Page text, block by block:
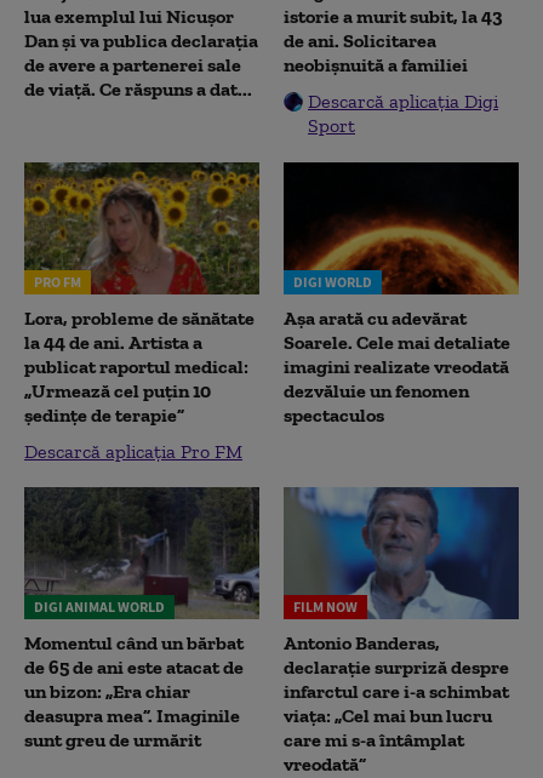
lua exemplul lui Nicușor
Dan și va publica declarația
de avere a partenerei sale
de viață. Ce răspuns a dat...
istorie a murit subit, la 43
de ani. Solicitarea
neobișnuită a familiei
Descarcă aplicația Digi
Sport
PRO FM
Lora, probleme de sănătate
la 44 de ani. Artista a
publicat raportul medical:
„Urmează cel puțin 10
ședințe de terapie”
Descarcă aplicația Pro FM
DIGI WORLD
Așa arată cu adevărat
Soarele. Cele mai detaliate
imagini realizate vreodată
dezvăluie un fenomen
spectaculos
DIGI ANIMAL WORLD
Momentul când un bărbat
de 65 de ani este atacat de
un bizon: „Era chiar
deasupra mea”. Imaginile
sunt greu de urmărit
FILM NOW
Antonio Banderas,
declarație surpriză despre
infarctul care i-a schimbat
viața: „Cel mai bun lucru
care mi s-a întâmplat
vreodată”